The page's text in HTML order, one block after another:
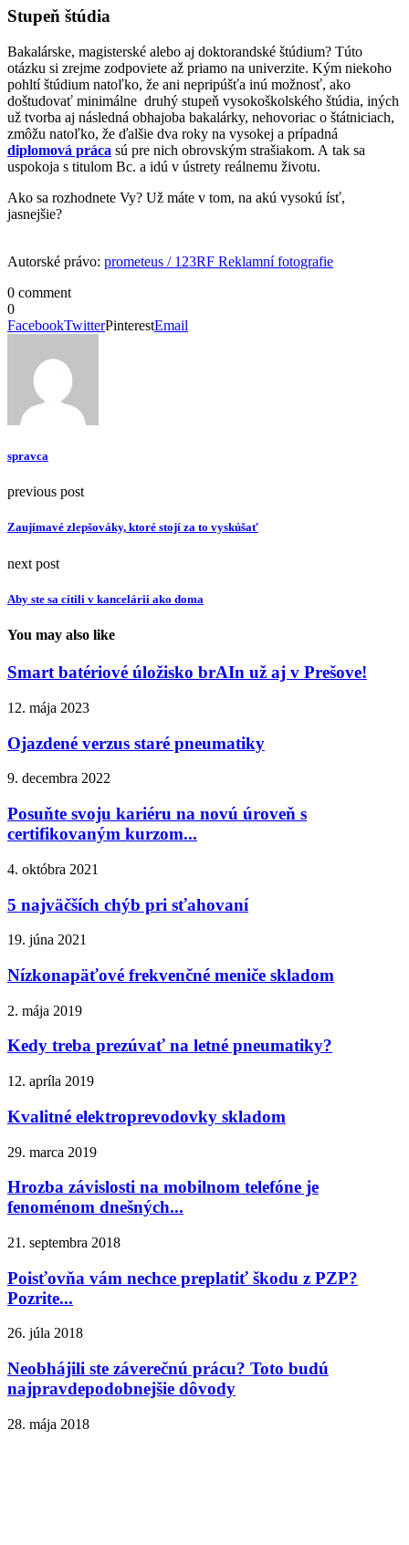
Stupeň štúdia
Bakalárske, magisterské alebo aj doktorandské štúdium? Túto
otázku si zrejme zodpoviete až priamo na univerzite. Kým niekoho
pohltí štúdium natoľko, že ani nepripúšťa inú možnosť, ako
doštudovať minimálne druhý stupeň vysokoškolského štúdia, iných
už tvorba aj následná obhajoba bakalárky, nehovoriac o štátniciach,
zmôžu natoľko, že ďalšie dva roky na vysokej a prípadná
diplomová práca sú pre nich obrovským strašiakom. A tak sa
uspokoja s titulom Bc. a idú v ústrety reálnemu životu.
Ako sa rozhodnete Vy? Už máte v tom, na akú vysokú ísť,
jasnejšie?
Autorské právo: prometeus / 123RF Reklamní fotografie
0 comment
0
FacebookTwitterPinterestEmail
spravca
previous post
Zaujímavé zlepšováky, ktoré stojí za to vyskúšať
next post
Aby ste sa cítili v kancelárii ako doma
You may also like
Smart batériové úložisko brAIn už aj v Prešove!
12. mája 2023
Ojazdené verzus staré pneumatiky
9. decembra 2022
Posuňte svoju kariéru na novú úroveň s
certifikovaným kurzom...
4. októbra 2021
5 najväčších chýb pri sťahovaní
19. júna 2021
Nízkonapäťové frekvenčné meniče skladom
2. mája 2019
Kedy treba prezúvať na letné pneumatiky?
12. apríla 2019
Kvalitné elektroprevodovky skladom
29. marca 2019
Hrozba závislosti na mobilnom telefóne je
fenoménom dnešných...
21. septembra 2018
Poisťovňa vám nechce preplatiť škodu z PZP?
Pozrite...
26. júla 2018
Neobhájili ste záverečnú prácu? Toto budú
najpravdepodobnejšie dôvody
28. mája 2018